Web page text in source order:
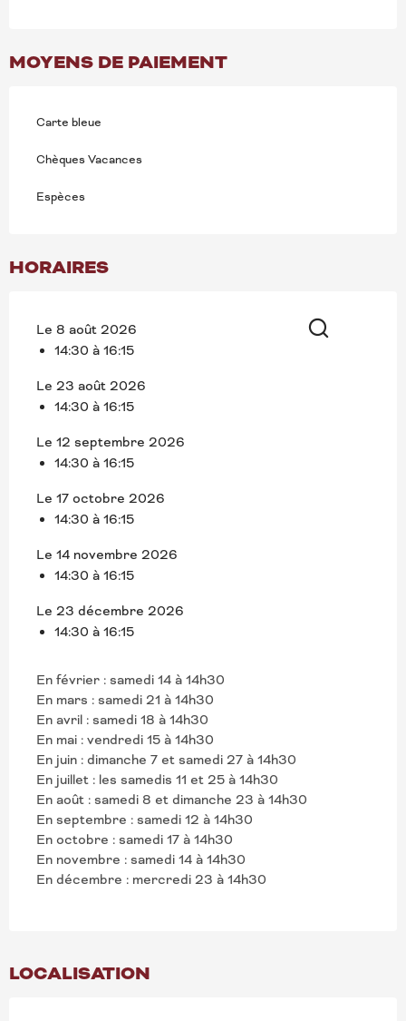
MOYENS DE PAIEMENT
Carte bleue
Chèques Vacances
Espèces
HORAIRES
Le 8 août 2026
14:30 à 16:15
Le 23 août 2026
14:30 à 16:15
Le 12 septembre 2026
14:30 à 16:15
Le 17 octobre 2026
14:30 à 16:15
Le 14 novembre 2026
14:30 à 16:15
Le 23 décembre 2026
14:30 à 16:15
En février : samedi 14 à 14h30
En mars : samedi 21 à 14h30
En avril : samedi 18 à 14h30
En mai : vendredi 15 à 14h30
En juin : dimanche 7 et samedi 27 à 14h30
En juillet : les samedis 11 et 25 à 14h30
En août : samedi 8 et dimanche 23 à 14h30
En septembre : samedi 12 à 14h30
En octobre : samedi 17 à 14h30
En novembre : samedi 14 à 14h30
En décembre : mercredi 23 à 14h30
LOCALISATION